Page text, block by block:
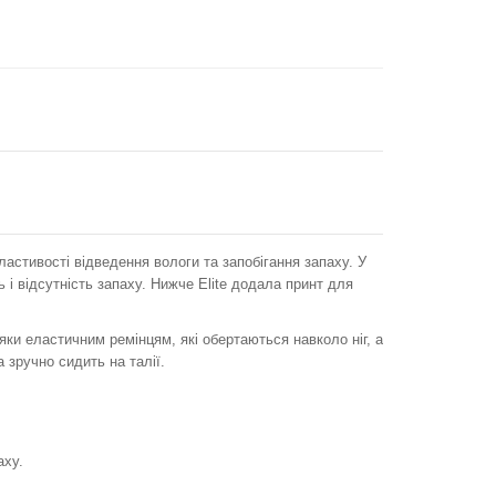
відведення вологи та запобігання запаху. У
відсутність запаху. Нижче Elite додала принт для
еластичним ремінцям, які обертаються навколо ніг, а
сидить на талії.